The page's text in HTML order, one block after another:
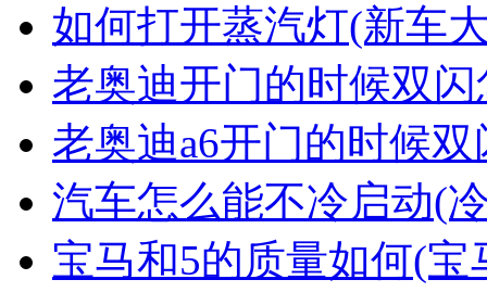
如何打开蒸汽灯(新车
老奥迪开门的时候双
老奥迪a6开门的时候
汽车怎么能不冷启动(
宝马和5的质量如何(宝